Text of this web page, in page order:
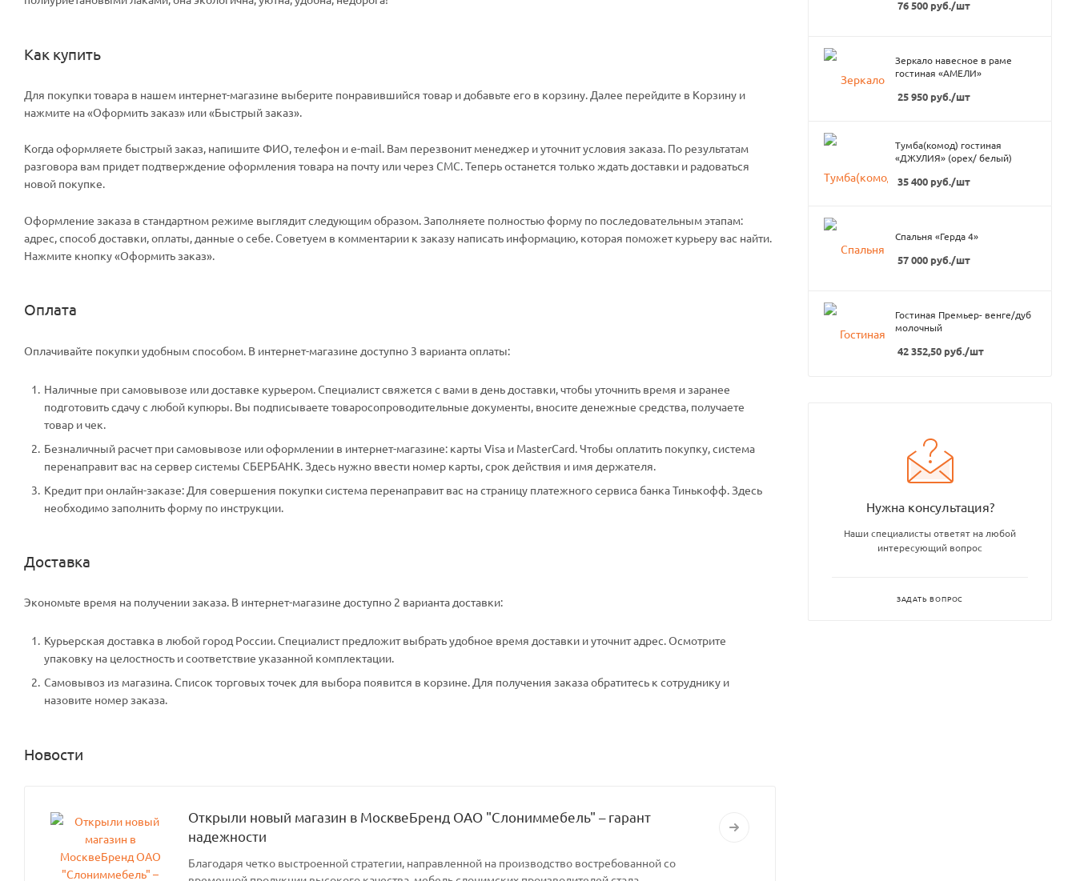
Как купить
Для покупки товара в нашем интернет-магазине выберите понравившийся товар и добавьте его в корзину. Далее перейдите в Корзину и
нажмите на «Оформить заказ» или «Быстрый заказ».
Когда оформляете быстрый заказ, напишите ФИО, телефон и e-mail. Вам перезвонит менеджер и уточнит условия заказа. По результатам
разговора вам придет подтверждение оформления товара на почту или через СМС. Теперь останется только ждать доставки и радоваться
новой покупке.
Оформление заказа в стандартном режиме выглядит следующим образом. Заполняете полностью форму по последовательным этапам:
адрес, способ доставки, оплаты, данные о себе. Советуем в комментарии к заказу написать информацию, которая поможет курьеру вас найти.
Нажмите кнопку «Оформить заказ».
Оплата
Оплачивайте покупки удобным способом. В интернет-магазине доступно 3 варианта оплаты:
Наличные при самовывозе или доставке курьером. Специалист свяжется с вами в день доставки, чтобы уточнить время и заранее
подготовить сдачу с любой купюры. Вы подписываете товаросопроводительные документы, вносите денежные средства, получаете
товар и чек.
Безналичный расчет при самовывозе или оформлении в интернет-магазине: карты Visa и MasterCard. Чтобы оплатить покупку, система
перенаправит вас на сервер системы СБЕРБАНК. Здесь нужно ввести номер карты, срок действия и имя держателя.
Кредит при онлайн-заказе: Для совершения покупки система перенаправит вас на страницу платежного сервиса банка Тинькофф. Здесь
необходимо заполнить форму по инструкции.
Доставка
Экономьте время на получении заказа. В интернет-магазине доступно 2 варианта доставки:
Курьерская доставка в любой город России. Специалист предложит выбрать удобное время доставки и уточнит адрес. Осмотрите
упаковку на целостность и соответствие указанной комплектации.
Самовывоз из магазина. Список торговых точек для выбора появится в корзине. Для получения заказа обратитесь к сотруднику и
назовите номер заказа.
Новости
Открыли новый магазин в МосквеБренд ОАО "Слониммебель" – гарант
надежности
Благодаря четко выстроенной стратегии, направленной на производство востребованной со
76 500 руб./шт
Зеркало навесное в раме
гостиная «АМЕЛИ»
25 950 руб./шт
Тумба(комод) гостиная
«ДЖУЛИЯ» (орех/ белый)
35 400 руб./шт
Спальня «Герда 4»
57 000 руб./шт
Гостиная Премьер- венге/дуб
молочный
42 352,50 руб./шт
Нужна консультация?
Наши специалисты ответят на любой
интересующий вопрос
ЗАДАТЬ ВОПРОС